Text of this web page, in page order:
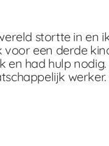
stortte in en
een derde
had hulp